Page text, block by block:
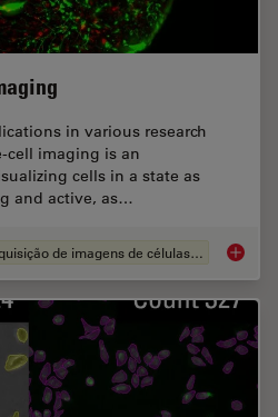
in various research
cell imaging is an
cells in a state as
and active, as…
Aquisição de imagens de células vivas Guide